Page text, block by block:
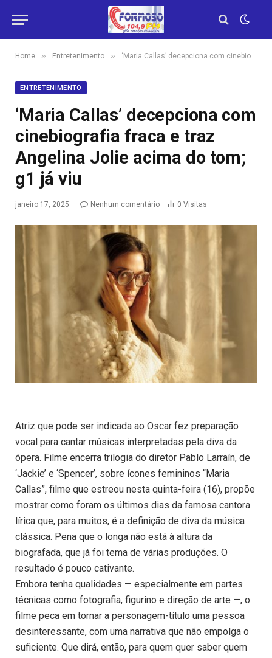
Home » Entretenimento » ‘Maria Callas’ decepciona com cinebiografia fraca e traz Angelina Jolie acima do tom; g1 já viu
ENTRETENIMENTO
‘Maria Callas’ decepciona com
cinebiografia fraca e traz
Angelina Jolie acima do tom;
g1 já viu
janeiro 17, 2025 Nenhum comentário 0 Visitas
Atriz que pode ser indicada ao Oscar fez preparação
vocal para cantar músicas interpretadas pela diva da
ópera. Filme encerra trilogia do diretor Pablo Larraín, de
‘Jackie’ e ‘Spencer’, sobre ícones femininos “Maria
Callas”, filme que estreou nesta quinta-feira (16), propõe
mostrar como foram os últimos dias da famosa cantora
lírica que, para muitos, é a definição de diva da música
clássica. Pena que o longa não está à altura da
biografada, que já foi tema de várias produções. O
resultado é pouco cativante.
Embora tenha qualidades — especialmente em partes
técnicas como fotografia, figurino e direção de arte —, o
filme peca em tornar a personagem-título uma pessoa
desinteressante, com uma narrativa que não empolga o
suficiente. Que dirá, então, para quem quer saber quem